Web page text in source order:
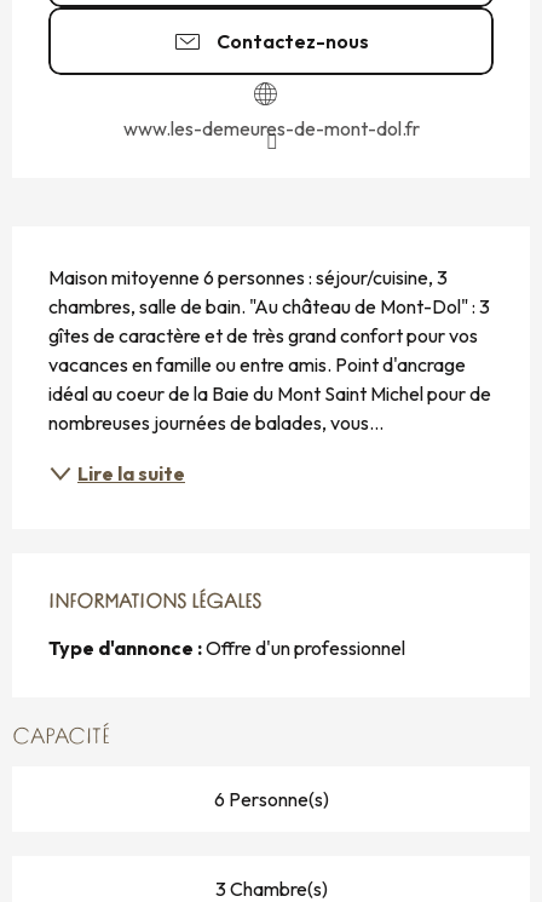
Contactez-nous
www.les-demeures-de-mont-dol.fr
Maison mitoyenne 6 personnes : séjour/cuisine, 3
chambres, salle de bain. "Au château de Mont-Dol" : 3
gîtes de caractère et de très grand confort pour vos
vacances en famille ou entre amis. Point d'ancrage
idéal au coeur de la Baie du Mont Saint Michel pour de
nombreuses journées de balades, vous...
Lire la suite
INFORMATIONS LÉGALES
INFORMATIONS LÉGALES
Type d'annonce :Offre d'un professionnel
CAPACITÉ
6 Personne(s)
3 Chambre(s)